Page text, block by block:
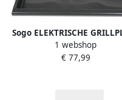
Sogo ELEKTRISCHE
MET WARMHOUDLADE
1 webshop
€ 77,99